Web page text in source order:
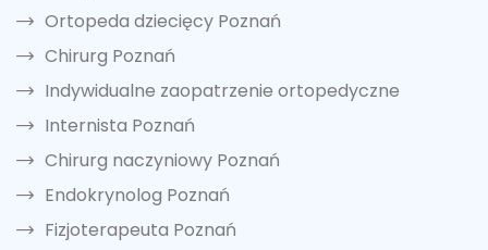
Ortopeda dziecięcy Poznań
Chirurg Poznań
Indywidualne zaopatrzenie ortopedyczne
Internista Poznań
Chirurg naczyniowy Poznań
Endokrynolog Poznań
Fizjoterapeuta Poznań